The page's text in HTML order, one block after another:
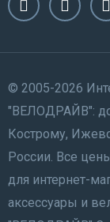
© 2005-2026
"ВЕЛОДРАЙВ":
Кострому,
России. Все
для интернет-
аксессуары и